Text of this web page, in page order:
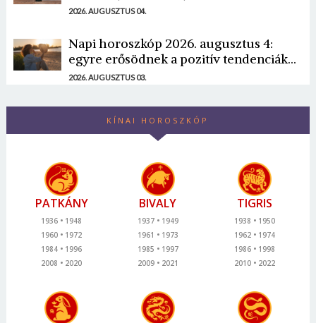
2026. AUGUSZTUS 04.
Napi horoszkóp 2026. augusztus 4:
egyre erősödnek a pozitív tendenciák...
2026. AUGUSZTUS 03.
KÍNAI HOROSZKÓP
PATKÁNY
1936
1948
1960
1972
1984
1996
2008
2020
BIVALY
1937
1949
1961
1973
1985
1997
2009
2021
TIGRIS
1938
1950
1962
1974
1986
1998
2010
2022